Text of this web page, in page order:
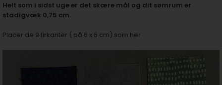
Helt som i sidst uge er det skære mål og dit sømrum er
stadigvæk 0,75 cm.
Placer de 9 firkanter ( på 6 x 6 cm) som her